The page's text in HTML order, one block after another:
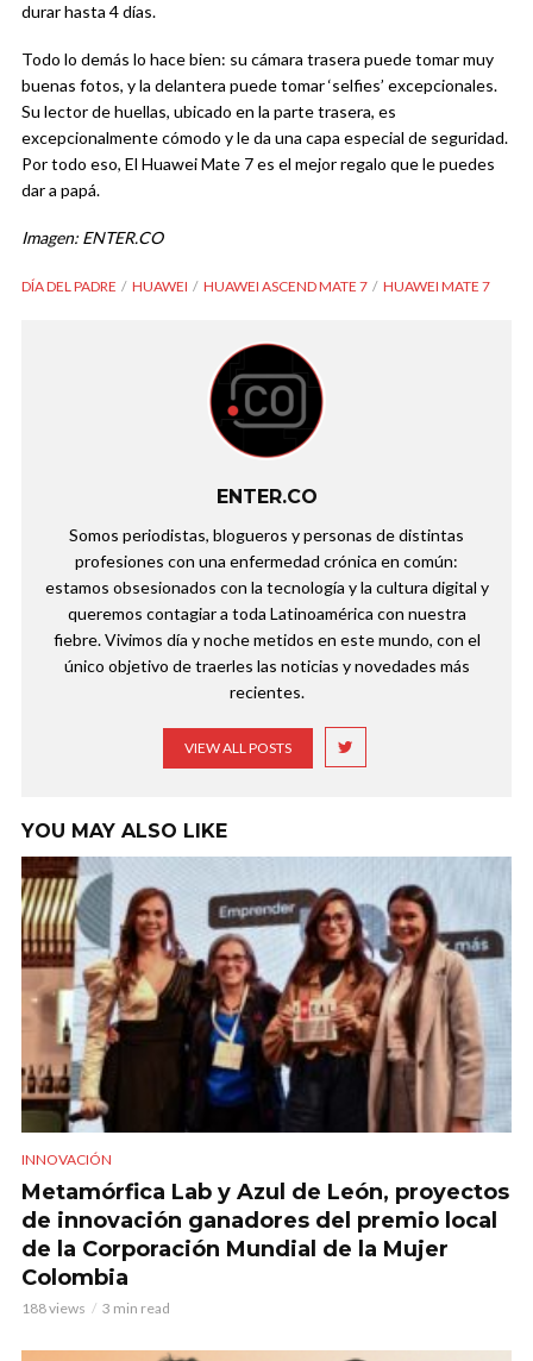
durar hasta 4 días.
Todo lo demás lo hace bien: su cámara trasera puede tomar muy
buenas fotos, y la delantera puede tomar ‘selfies’ excepcionales.
Su lector de huellas, ubicado en la parte trasera, es
excepcionalmente cómodo y le da una capa especial de seguridad.
Por todo eso, El Huawei Mate 7 es el mejor regalo que le puedes
dar a papá.
Imagen: ENTER.CO
DÍA DEL PADRE HUAWEI HUAWEI ASCEND MATE 7 HUAWEI MATE 7
ENTER.CO
Somos periodistas, blogueros y personas de distintas
profesiones con una enfermedad crónica en común:
estamos obsesionados con la tecnología y la cultura digital y
queremos contagiar a toda Latinoamérica con nuestra
fiebre. Vivimos día y noche metidos en este mundo, con el
único objetivo de traerles las noticias y novedades más
recientes.
VIEW ALL POSTS
YOU MAY ALSO LIKE
INNOVACIÓN
Metamórfica Lab y Azul de León, proyectos
de innovación ganadores del premio local
de la Corporación Mundial de la Mujer
Colombia
188 views 3 min read